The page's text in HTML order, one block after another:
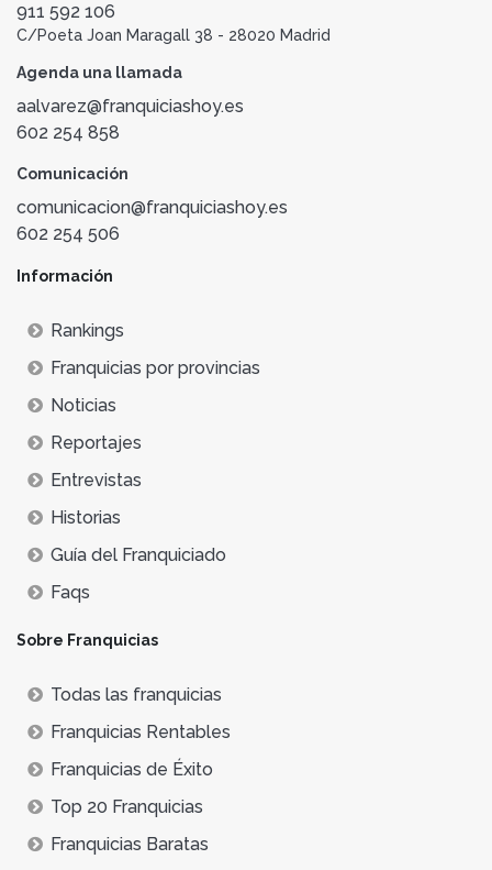
911 592 106
C/Poeta Joan Maragall 38 - 28020 Madrid
Agenda una llamada
aalvarez@franquiciashoy.es
602 254 858
Comunicación
comunicacion@franquiciashoy.es
602 254 506
Información
Rankings
Franquicias por provincias
Noticias
Reportajes
Entrevistas
Historias
Guía del Franquiciado
Faqs
Sobre Franquicias
Todas las franquicias
Franquicias Rentables
Franquicias de Éxito
Top 20 Franquicias
Franquicias Baratas